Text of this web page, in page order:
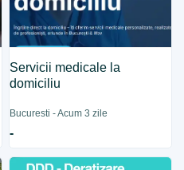
Servicii medicale la
domiciliu
Bucuresti - Acum 3 zile
-